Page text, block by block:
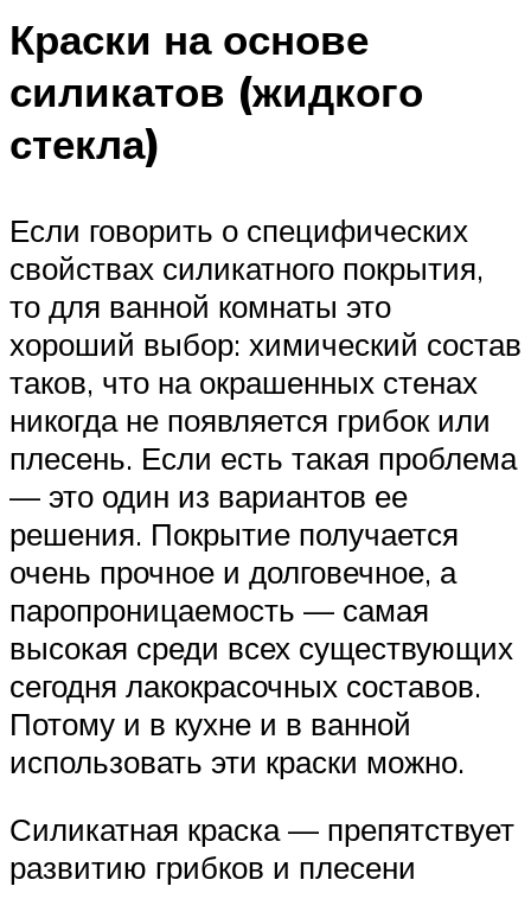
Краски на основе
силикатов (жидкого
стекла)
Если говорить о специфических
свойствах силикатного покрытия,
то для ванной комнаты это
хороший выбор: химический состав
таков, что на окрашенных стенах
никогда не появляется грибок или
плесень. Если есть такая проблема
— это один из вариантов ее
решения. Покрытие получается
очень прочное и долговечное, а
паропроницаемость — самая
высокая среди всех существующих
сегодня лакокрасочных составов.
Потому и в кухне и в ванной
использовать эти краски можно.
Силикатная краска — препятствует
развитию грибков и плесени